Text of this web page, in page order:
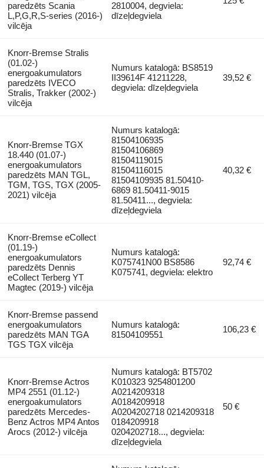
paredzēts Scania
L,P,G,R,S-series (2016-)
vilcēja
2810004, degviela:
dīzeļdegviela
Knorr-Bremse Stralis
(01.02-)
energoakumulators
paredzēts IVECO
Stralis, Trakker (2002-)
vilcēja
Numurs katalogā: BS8519
II39614F 41211228,
degviela: dīzeļdegviela
39,52 €
Knorr-Bremse TGX
18.440 (01.07-)
energoakumulators
paredzēts MAN TGL,
TGM, TGS, TGX (2005-
2021) vilcēja
Numurs katalogā:
81504106935
81504106869
81504119015
81504116015
81504109935 81.50410-
6869 81.50411-9015
81.50411..., degviela:
dīzeļdegviela
40,32 €
Knorr-Bremse eCollect
(01.19-)
energoakumulators
paredzēts Dennis
eCollect Terberg YT
Magtec (2019-) vilcēja
Numurs katalogā:
K075741N00 BS8586
K075741, degviela: elektro
92,74 €
Knorr-Bremse passend
energoakumulators
paredzēts MAN TGA
TGS TGX vilcēja
Numurs katalogā:
81504109551
106,23 €
Knorr-Bremse Actros
MP4 2551 (01.12-)
energoakumulators
paredzēts Mercedes-
Benz Actros MP4 Antos
Arocs (2012-) vilcēja
Numurs katalogā: BT5702
K010323 9254801200
A0214209318
A0184209918
A0204202718 0214209318
0184209918
0204202718..., degviela:
dīzeļdegviela
50 €